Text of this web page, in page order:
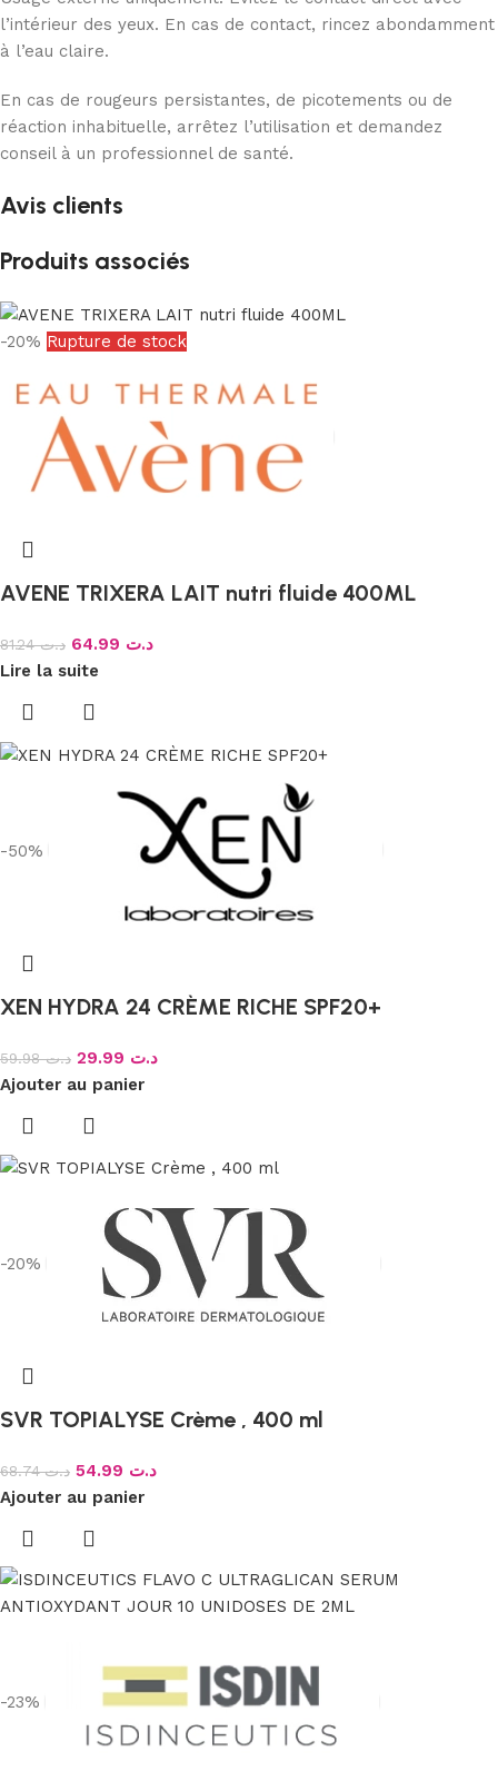
l’intérieur des yeux. En cas de contact, rincez abondamment
à l’eau claire.
En cas de rougeurs persistantes, de picotements ou de
réaction inhabituelle, arrêtez l’utilisation et demandez
conseil à un professionnel de santé.
Avis clients
Produits associés
-20% Rupture de stock
AVENE TRIXERA LAIT nutri fluide 400ML
د.ت81.24 د.ت
Lire la suite
-50%
XEN HYDRA 24 CRÈME RICHE SPF20+
د.ت59.98 د.ت
Ajouter au panier
-20%
SVR TOPIALYSE Crème , 400 ml
د.ت68.74 د.ت
Ajouter au panier
-23%